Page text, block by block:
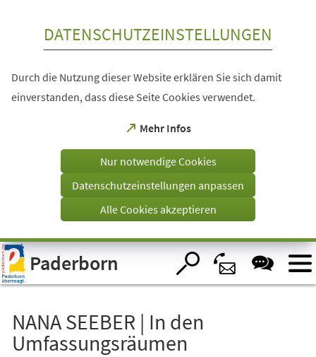
Visuelle
Assistenzsoftware
öffnen.
DATENSCHUTZEINSTELLUNGEN
Durch die Nutzung dieser Website erklären Sie sich damit
einverstanden, dass diese Seite Cookies verwendet.
Mehr Infos
(Öffnet
einem
Tab)
Nur notwendige Cookies
Datenschutzeinstellungen anpassen
Alle Cookies akzeptieren
Paderborn
NANA SEEBER | In den
Umfassungsräumen